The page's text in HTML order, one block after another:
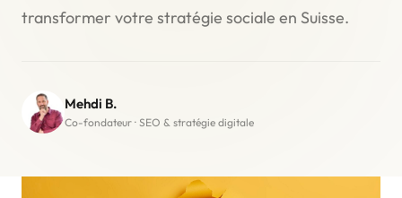
transformer votre stratégie sociale en Suisse.
Mehdi B.
Co-fondateur · SEO & stratégie digitale